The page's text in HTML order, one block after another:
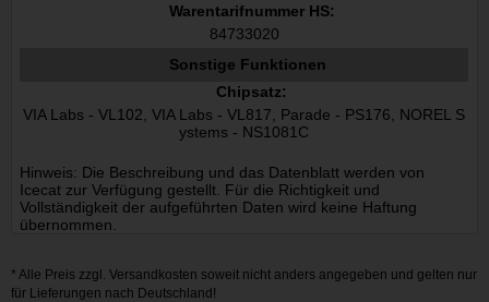
Warentarifnummer HS:
84733020
Sonstige Funktionen
Chipsatz:
VIA Labs - VL102, VIA Labs - VL817, Parade - PS176, NOREL S
ystems - NS1081C
Hinweis: Die Beschreibung und das Datenblatt werden von
Icecat zur Verfügung gestellt. Für die Richtigkeit und
Vollständigkeit der aufgeführten Daten wird keine Haftung
übernommen.
* Alle Preis zzgl. Versandkosten soweit nicht anders angegeben und gelten nur
für Lieferungen nach Deutschland!